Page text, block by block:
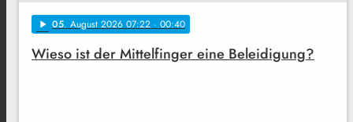
play_arrow 05. August 2026 07:22 · 00:40
Wieso ist der Mittelfinger eine Beleidigung?